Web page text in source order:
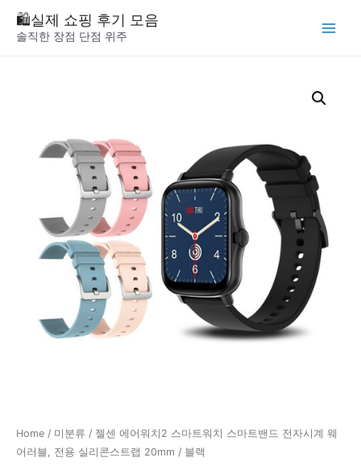
🛍️실제 쇼핑 후기 모음
솔직한 장점 단점 위주
Home / 미분류 / 젤센 에어워치2 스마트워치 스마트밴드 전자시계 웨
어러블, 전용 실리콘스트랩 20mm / 블랙